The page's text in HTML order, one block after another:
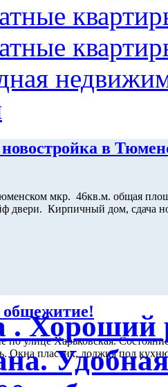
в
мкр. 46кв.м. общая
двери. Кирпичный дом, сдача
общежитие!
по улице Харьковская.
Окна пластик, лоджия под
. Хороший